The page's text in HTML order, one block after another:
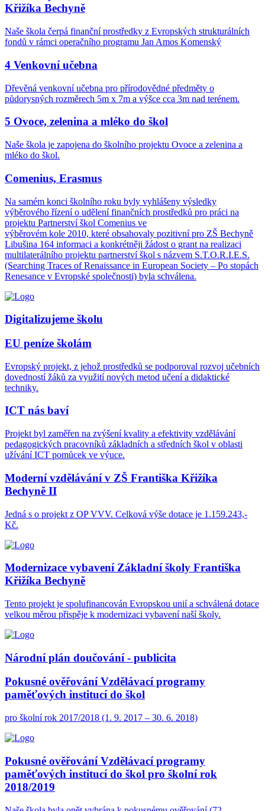
Křižíka Bechyně
Naše škola čerpá finanční prostředky z Evropských strukturálních
fondů v rámci operačního programu Jan Amos Komenský
4 Venkovní učebna
Dřevěná venkovní učebna pro přírodovědné předměty o
půdorysných rozměrech 5m x 7m a výšce cca 3m nad terénem.
5 Ovoce, zelenina a mléko do škol
Naše škola je zapojena do školního projektu Ovoce a zelenina a
mléko do škol.
Comenius, Erasmus
Na samém konci školního roku byly vyhlášeny výsledky
výběrového řízení o udělení finančních prostředků pro práci na
projektu Partnerství škol Comenius ve
výběrovém kole 2010, které obsahovaly pozitivní pro ZŠ Bechyně
Libušina 164 informaci a konkrétněji žádost o grant na realizaci
multilaterálního projektu partnerství škol s názvem S.T.O.R.I.E.S.
(Searching Traces of Renaissance in European Society – Po stopách
Renesance v Evropské společnosti) byla schválena.
Digitalizujeme školu
EU peníze školám
Evropský projekt, z jehož prostředků se podporoval rozvoj učebních
dovedností žáků za využití nových metod učení a didaktické
techniky.
ICT nás baví
Projekt byl zaměřen na zvýšení kvality a efektivity vzdělávání
pedagogických pracovníků základních a středních škol v oblasti
užívání ICT pomůcek ve výuce.
Moderní vzdělávání v ZŠ Františka Křižíka
Bechyně II
Jedná s o projekt z OP VVV. Celková výše dotace je 1.159.243,-
Kč.
Modernizace vybavení Základní školy Františka
Křižíka Bechyně
Tento projekt je spolufinancován Evropskou unií a schválená dotace
velkou měrou přispěje k modernizaci vybavení naší školy.
Národní plán doučování - publicita
Pokusné ověřování Vzdělávací programy
paměťových institucí do škol
pro školní rok 2017/2018 (1. 9. 2017 – 30. 6. 2018)
Pokusné ověřování Vzdělávací programy
paměťových institucí do škol pro školní rok
2018/2019